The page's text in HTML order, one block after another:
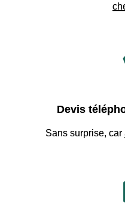
Devis
Sans surprise, car